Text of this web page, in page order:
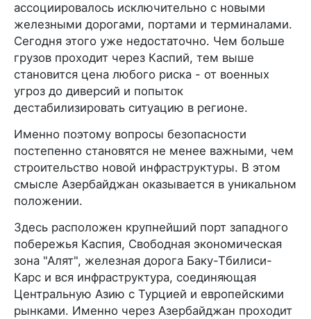
ассоциировалось исключительно с новыми
железными дорогами, портами и терминалами.
Сегодня этого уже недостаточно. Чем больше
грузов проходит через Каспий, тем выше
становится цена любого риска - от военных
угроз до диверсий и попыток
дестабилизировать ситуацию в регионе.
Именно поэтому вопросы безопасности
постепенно становятся не менее важными, чем
строительство новой инфраструктуры. В этом
смысле Азербайджан оказывается в уникальном
положении.
Здесь расположен крупнейший порт западного
побережья Каспия, Свободная экономическая
зона "Алят", железная дорога Баку-Тбилиси-
Карс и вся инфраструктура, соединяющая
Центральную Азию с Турцией и европейскими
рынками. Именно через Азербайджан проходит